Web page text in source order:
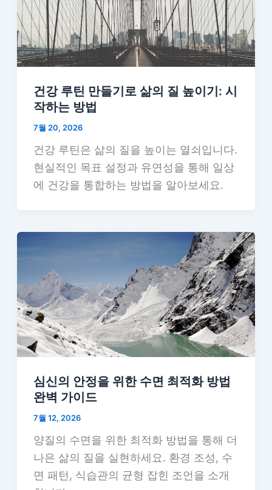
건강 루틴 만들기로 삶의 질 높이기: 시
작하는 방법
7월 20, 2026
건강 루틴은 삶의 질을 높이는 열쇠입니다.
현실적인 목표 설정과 유연성을 통해 일상
에 건강을 통합하는 방법을 알아보세요.
심신의 안정을 위한 수면 최적화 방법
완벽 가이드
7월 12, 2026
양질의 수면을 위한 최적화 방법을 통해 더
나은 삶의 질을 실현하세요. 환경 조성, 수
면 패턴, 식습관의 균형 잡힌 조언을 소개